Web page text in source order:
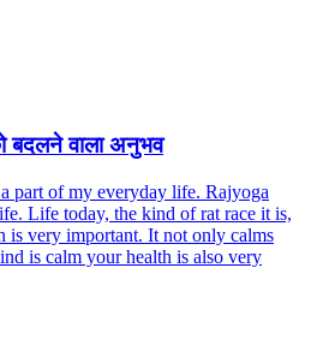
बदलने वाला अनुभव
part of my everyday life. Rajyoga
Life today, the kind of rat race it is,
is very important. It not only calms
is calm your health is also very